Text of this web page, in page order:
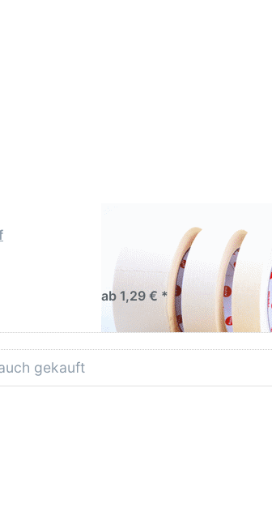
Abklebeband hell bis 80C°/
ab 1,29 € *
gekauft